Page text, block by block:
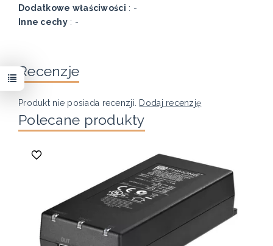
Dodatkowe właściwości : -
Inne cechy: -
Recenzje
Produkt nie posiada recenzji. Dodaj recenzję
Polecane produkty